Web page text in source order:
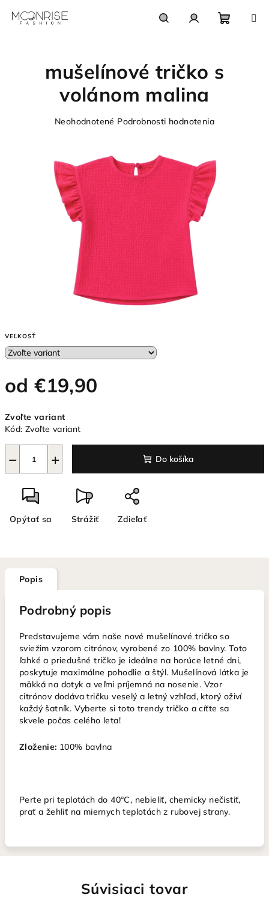
košík
VEĽKOSŤ
od€19,90
cena:
Zvoľte variant
Kód: Zvoľte variant
+
− Do košíka
Opýtať sa Strážiť Zdieľať
mušelínové tričko s
volánom malina
Priemerné
0,0
z
5
hviezdičiek.
Neohodnotené Podrobnosti hodnotenia
Popis
Podrobný popis
Predstavujeme vám naše nové mušelínové tričko so
sviežim vzorom citrónov, vyrobené zo 100% bavlny. Toto
ľahké a priedušné tričko je ideálne na horúce letné dni,
poskytuje maximálne pohodlie a štýl. Mušelínová látka je
mäkká na dotyk a veľmi príjemná na nosenie. Vzor
citrónov dodáva tričku veselý a letný vzhľad, ktorý oživí
každý šatník. Vyberte si toto trendy tričko a cíťte sa
skvele počas celého leta!
Zloženie: 100% bavlna
Perte pri teplotách do 40°C, nebieliť, chemicky nečistiť,
prať a žehliť na miernych teplotách z rubovej strany.
Súvisiaci tovar